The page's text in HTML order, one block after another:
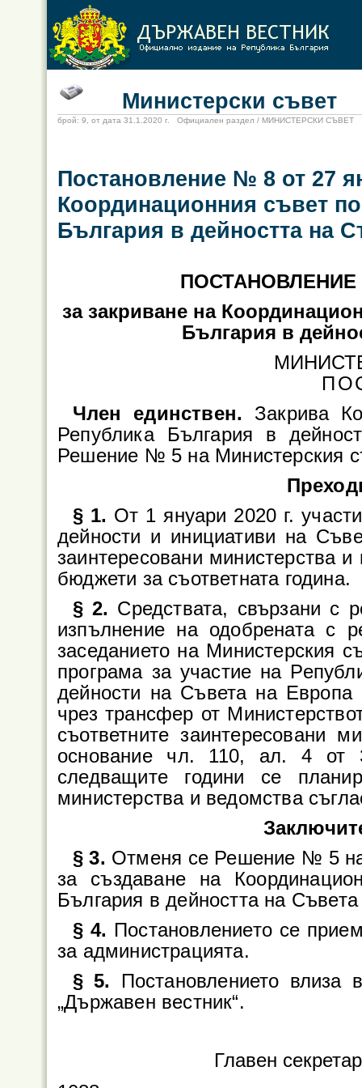
Министерски съвет
брой: 9, от дата 31.1.2020 г. Официален раздел / МИНИСТЕРСКИ СЪВЕТ
Постановление № 8 от 27
Координационния съвет
България в дейността на
ПОСТАНОВЛЕНИЕ
за закриване на
България в
Член единствен. Закрива
Република България в
Решение № 5 на Министерския
§ 1. От 1 януари 2020 г.
дейности и инициативи на
заинтересовани министерства
бюджети за съответната година.
§ 2. Средствата, свързани с
изпълнение на одобрената
заседанието на Министерския
програма за участие на
дейности на Съвета на Европа
чрез трансфер от
съответните заинтересовани
основание чл. 110, ал. 4 от
следващите години се
министерства и ведомства
§ 3. Отменя се Решение № 5 на
за създаване на
България в дейността на
§ 4. Постановлението се
за администрацията.
§ 5. Постановлението
„Държавен вестник“.
Главен